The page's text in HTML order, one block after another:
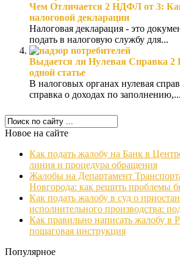
Чем Отличается 2 НДФЛ от 3:
налоговой декларации
Налоговая декларация - это
подать в налоговую службу для...
Выдается ли Нулевая Справка 2
одной статье
В налоговых органах нулевая
справка о доходах по заполнению,...
Новое на сайте
Как подать жалобу на Банк в
линия и процедура обращения
Жалобы на Департамент
Новгорода: как решить проблемы
Как подать жалобу в суд о
исполнительного производства:
Как правильно написать жалобу в
пошаговая инструкция
Популярное